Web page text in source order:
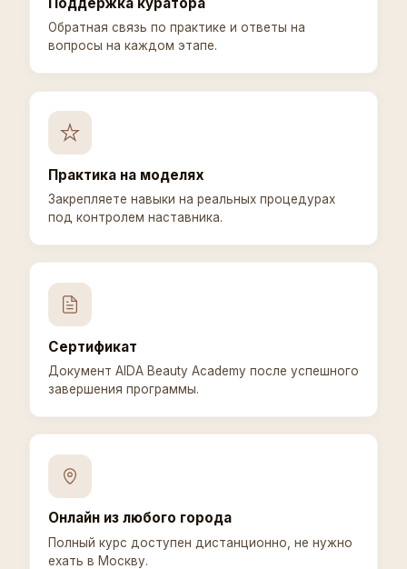
Обратная связь по практике и ответы на
вопросы на каждом этапе.
Практика на моделях
Закрепляете навыки на реальных процедурах
под контролем наставника.
Сертификат
Документ AIDA Beauty Academy после успешного
завершения программы.
Онлайн из любого города
Полный курс доступен дистанционно, не нужно
ехать в Москву.